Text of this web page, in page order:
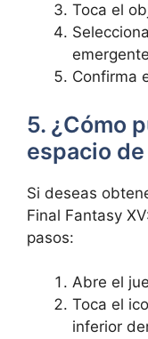
Toca el
Confirma
5. ¿Cómo
⁣espacio
Si deseas
Final Fantasy‍
pasos:
Abre el
Toca el
inferior